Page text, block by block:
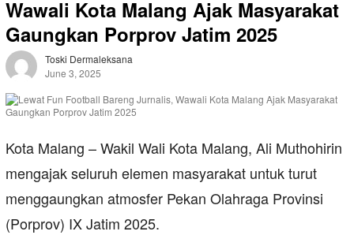
Wawali Kota Malang Ajak Masyarakat
Gaungkan Porprov Jatim 2025
Toski Dermaleksana
June 3, 2025
Kota Malang – Wakil Wali Kota Malang, Ali Muthohirin
mengajak seluruh elemen masyarakat untuk turut
menggaungkan atmosfer Pekan Olahraga Provinsi
(Porprov) IX Jatim 2025.